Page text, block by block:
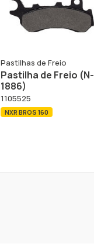
Pastilhas de Freio
Pastilha de Freio (N-
1886)
1105525
NXR BROS 160